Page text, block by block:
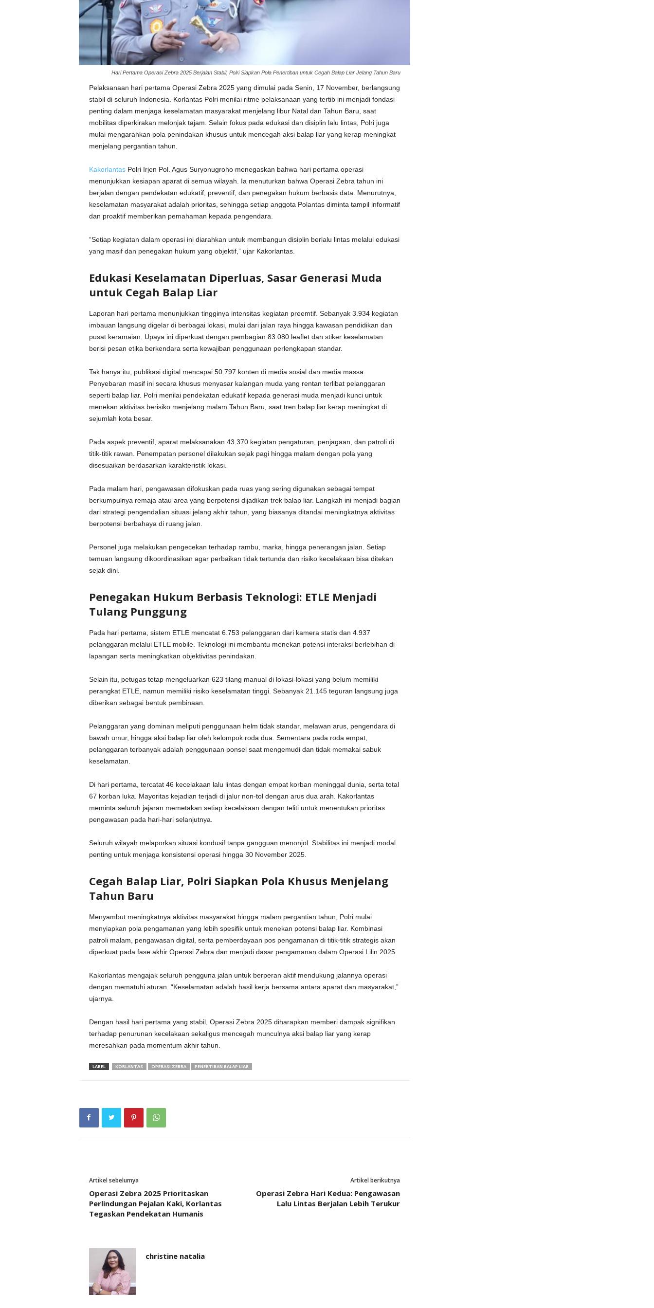
Hari Pertama Operasi Zebra 2025 Berjalan Stabil, Polri Siapkan Pola Penertiban untuk Cegah Balap Liar Jelang Tahun Baru
Pelaksanaan hari pertama Operasi Zebra 2025 yang dimulai pada Senin, 17 November, berlangsung
stabil di seluruh Indonesia. Korlantas Polri menilai ritme pelaksanaan yang tertib ini menjadi fondasi
penting dalam menjaga keselamatan masyarakat menjelang libur Natal dan Tahun Baru, saat
mobilitas diperkirakan melonjak tajam. Selain fokus pada edukasi dan disiplin lalu lintas, Polri juga
mulai mengarahkan pola penindakan khusus untuk mencegah aksi balap liar yang kerap meningkat
menjelang pergantian tahun.
KakorlantasPolri Irjen Pol. Agus Suryonugroho menegaskan bahwa hari pertama operasi
menunjukkan kesiapan aparat di semua wilayah. Ia menuturkan bahwa Operasi Zebra tahun ini
berjalan dengan pendekatan edukatif, preventif, dan penegakan hukum berbasis data. Menurutnya,
keselamatan masyarakat adalah prioritas, sehingga setiap anggota Polantas diminta tampil informatif
dan proaktif memberikan pemahaman kepada pengendara.
“Setiap kegiatan dalam operasi ini diarahkan untuk membangun disiplin berlalu lintas melalui edukasi
yang masif dan penegakan hukum yang objektif,” ujar Kakorlantas.
Edukasi Keselamatan Diperluas, Sasar Generasi Muda
untuk Cegah Balap Liar
Laporan hari pertama menunjukkan tingginya intensitas kegiatan preemtif. Sebanyak 3.934 kegiatan
imbauan langsung digelar di berbagai lokasi, mulai dari jalan raya hingga kawasan pendidikan dan
pusat keramaian. Upaya ini diperkuat dengan pembagian 83.080 leaflet dan stiker keselamatan
berisi pesan etika berkendara serta kewajiban penggunaan perlengkapan standar.
Tak hanya itu, publikasi digital mencapai 50.797 konten di media sosial dan media massa.
Penyebaran masif ini secara khusus menyasar kalangan muda yang rentan terlibat pelanggaran
seperti balap liar. Polri menilai pendekatan edukatif kepada generasi muda menjadi kunci untuk
menekan aktivitas berisiko menjelang malam Tahun Baru, saat tren balap liar kerap meningkat di
sejumlah kota besar.
Pada aspek preventif, aparat melaksanakan 43.370 kegiatan pengaturan, penjagaan, dan patroli di
titik-titik rawan. Penempatan personel dilakukan sejak pagi hingga malam dengan pola yang
disesuaikan berdasarkan karakteristik lokasi.
Pada malam hari, pengawasan difokuskan pada ruas yang sering digunakan sebagai tempat
berkumpulnya remaja atau area yang berpotensi dijadikan trek balap liar. Langkah ini menjadi bagian
dari strategi pengendalian situasi jelang akhir tahun, yang biasanya ditandai meningkatnya aktivitas
berpotensi berbahaya di ruang jalan.
Personel juga melakukan pengecekan terhadap rambu, marka, hingga penerangan jalan. Setiap
temuan langsung dikoordinasikan agar perbaikan tidak tertunda dan risiko kecelakaan bisa ditekan
sejak dini.
Penegakan Hukum Berbasis Teknologi: ETLE Menjadi
Tulang Punggung
Pada hari pertama, sistem ETLE mencatat 6.753 pelanggaran dari kamera statis dan 4.937
pelanggaran melalui ETLE mobile. Teknologi ini membantu menekan potensi interaksi berlebihan di
lapangan serta meningkatkan objektivitas penindakan.
Selain itu, petugas tetap mengeluarkan 623 tilang manual di lokasi-lokasi yang belum memiliki
perangkat ETLE, namun memiliki risiko keselamatan tinggi. Sebanyak 21.145 teguran langsung juga
diberikan sebagai bentuk pembinaan.
Pelanggaran yang dominan meliputi penggunaan helm tidak standar, melawan arus, pengendara di
bawah umur, hingga aksi balap liar oleh kelompok roda dua. Sementara pada roda empat,
pelanggaran terbanyak adalah penggunaan ponsel saat mengemudi dan tidak memakai sabuk
keselamatan.
Di hari pertama, tercatat 46 kecelakaan lalu lintas dengan empat korban meninggal dunia, serta total
67 korban luka. Mayoritas kejadian terjadi di jalur non-tol dengan arus dua arah. Kakorlantas
meminta seluruh jajaran memetakan setiap kecelakaan dengan teliti untuk menentukan prioritas
pengawasan pada hari-hari selanjutnya.
Seluruh wilayah melaporkan situasi kondusif tanpa gangguan menonjol. Stabilitas ini menjadi modal
penting untuk menjaga konsistensi operasi hingga 30 November 2025.
Cegah Balap Liar, Polri Siapkan Pola Khusus Menjelang
Tahun Baru
Menyambut meningkatnya aktivitas masyarakat hingga malam pergantian tahun, Polri mulai
menyiapkan pola pengamanan yang lebih spesifik untuk menekan potensi balap liar. Kombinasi
patroli malam, pengawasan digital, serta pemberdayaan pos pengamanan di titik-titik strategis akan
diperkuat pada fase akhir Operasi Zebra dan menjadi dasar pengamanan dalam Operasi Lilin 2025.
Kakorlantas mengajak seluruh pengguna jalan untuk berperan aktif mendukung jalannya operasi
dengan mematuhi aturan. “Keselamatan adalah hasil kerja bersama antara aparat dan masyarakat,”
ujarnya.
Dengan hasil hari pertama yang stabil, Operasi Zebra 2025 diharapkan memberi dampak signifikan
terhadap penurunan kecelakaan sekaligus mencegah munculnya aksi balap liar yang kerap
meresahkan pada momentum akhir tahun.
LABEL KORLANTAS OPERASI ZEBRA PENERTIBAN BALAP LIAR
Artikel sebelumya
Operasi Zebra 2025 Prioritaskan
Perlindungan Pejalan Kaki, Korlantas
Tegaskan Pendekatan Humanis
Artikel berikutnya
Operasi Zebra Hari Kedua: Pengawasan
Lalu Lintas Berjalan Lebih Terukur
christine natalia